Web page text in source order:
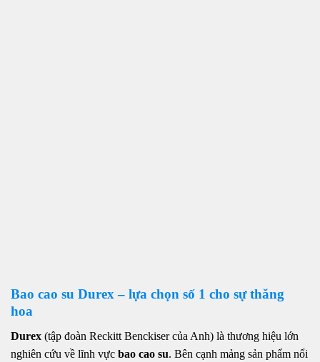
Bao cao su Durex – lựa chọn số 1 cho sự thăng
hoa
Durex (tập đoàn Reckitt Benckiser của Anh) là thương hiệu lớn
nghiên cứu về lĩnh vực bao cao su. Bên cạnh mảng sản phẩm nổi